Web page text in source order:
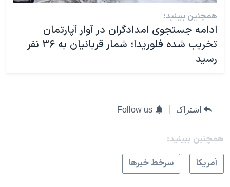
همچنین ببینید:
ادامه جستجوی امدادگران در آوار آپارتمان
تخریب شده فلوریدا؛ شمار قربانیان به ۳۶ نفر
رسید
اشتراک Follow us
همچنبن ببینید:
آمريکا
سرخط خبرها